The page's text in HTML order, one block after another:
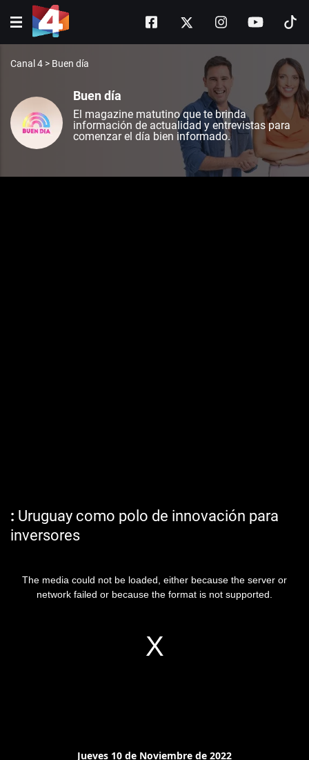
Canal 4 > Buen día
Buen día
El magazine matutino que te brinda
información de actualidad y entrevistas para
comenzar el día bien informado.
Uruguay como polo de innovación para
inversores
The media could not be loaded, either because the server or
network failed or because the format is not supported.
Jueves 10 de Noviembre de 2022